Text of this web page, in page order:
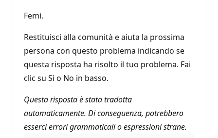
Femi.
Restituisci alla comunità e aiuta la prossima
persona con questo problema indicando se
questa risposta ha risolto il tuo problema. Fai
clic su Sì o No in basso.
Questa risposta è stata tradotta
automaticamente. Di conseguenza, potrebbero
esserci errori grammaticali o espressioni strane.